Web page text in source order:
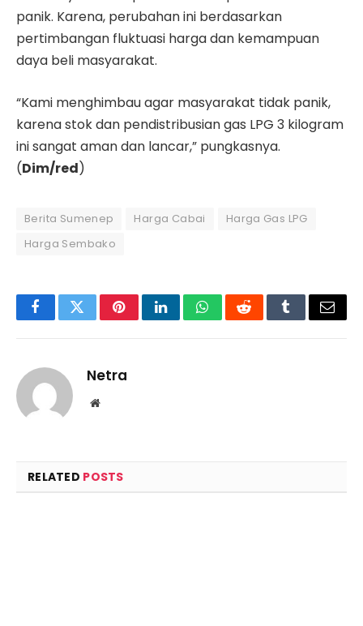
panik. Karena, perubahan ini berdasarkan
pertimbangan fluktuasi harga dan kemampuan
daya beli masyarakat.
“Kami menghimbau agar masyarakat tidak panik,
karena stok dan pendistribusian gas LPG 3 kilogram
ini sangat aman dan lancar,” pungkasnya.
(Dim/red)
Berita Sumenep Harga Cabai
Harga Gas LPG
Harga Sembako
FacebookTwitterPinterestLinkedInWhatsAppRedditTumblrEmail
Netra
Website
RELATED POSTS